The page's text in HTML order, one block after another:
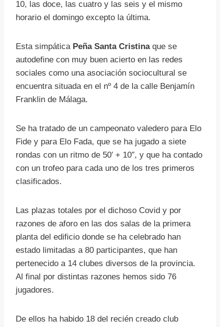
10, las doce, las cuatro y las seis y el mismo
horario el domingo excepto la última.
Esta simpática Peña Santa Cristinaque se
autodefine con muy buen acierto en las redes
sociales como una asociación sociocultural se
encuentra situada en el nº 4 de la calle Benjamín
Franklin de Málaga.
Se ha tratado de un campeonato valedero para Elo
Fide y para Elo Fada, que se ha jugado a siete
rondas con un ritmo de 50′ + 10″, y que ha contado
con un trofeo para cada uno de los tres primeros
clasificados.
Las plazas totales por el dichoso Covid y por
razones de aforo en las dos salas de la primera
planta del edificio donde se ha celebrado han
estado limitadas a 80 participantes, que han
pertenecido a 14 clubes diversos de la provincia.
Al final por distintas razones hemos sido 76
jugadores.
De ellos ha habido 18 del recién creado club